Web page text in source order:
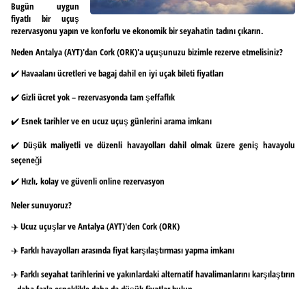
Bugün uygun
fiyatlı bir uçuş
rezervasyonu yapın ve konforlu ve ekonomik bir seyahatin tadını çıkarın.
Neden Antalya (AYT)'dan Cork (ORK)'a uçuşunuzu bizimle rezerve etmelisiniz?
✔️ Havaalanı ücretleri ve bagaj dahil en iyi uçak bileti fiyatları
✔️ Gizli ücret yok – rezervasyonda tam şeffaflık
✔️ Esnek tarihler ve en ucuz uçuş günlerini arama imkanı
✔️ Düşük maliyetli ve düzenli havayolları dahil olmak üzere geniş havayolu
seçeneği
✔️ Hızlı, kolay ve güvenli online rezervasyon
Neler sunuyoruz?
✈️ Ucuz uçuşlar ve Antalya (AYT)'den Cork (ORK)
✈️ Farklı havayolları arasında fiyat karşılaştırması yapma imkanı
✈️ Farklı seyahat tarihlerini ve yakınlardaki alternatif havalimanlarını karşılaştırın